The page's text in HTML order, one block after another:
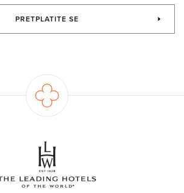
PRETPLATITE SE